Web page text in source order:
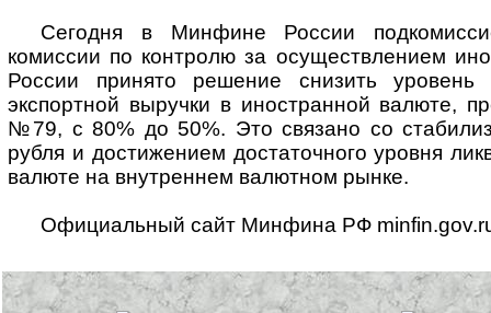
Сегодня в Минфине России
комиссии по контролю за осуществлением
России принято решение снизить уровень
экспортной выручки в иностранной валюте,
№79, с 80% до 50%. Это связано со
рубля и достижением достаточного уровня
валюте на внутреннем валютном рынке.
Официальный сайт Минфина РФ